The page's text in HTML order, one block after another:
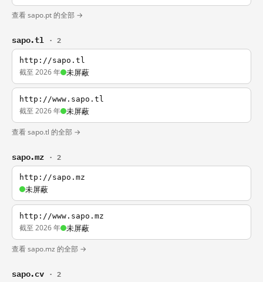
查看 sapo.pt 的全部 →
sapo.tl · 2
http://sapo.tl
截至 2026 年 未屏蔽
http://www.sapo.tl
截至 2026 年 未屏蔽
查看 sapo.tl 的全部 →
sapo.mz · 2
http://sapo.mz
未屏蔽
http://www.sapo.mz
截至 2026 年 未屏蔽
查看 sapo.mz 的全部 →
sapo.cv · 2